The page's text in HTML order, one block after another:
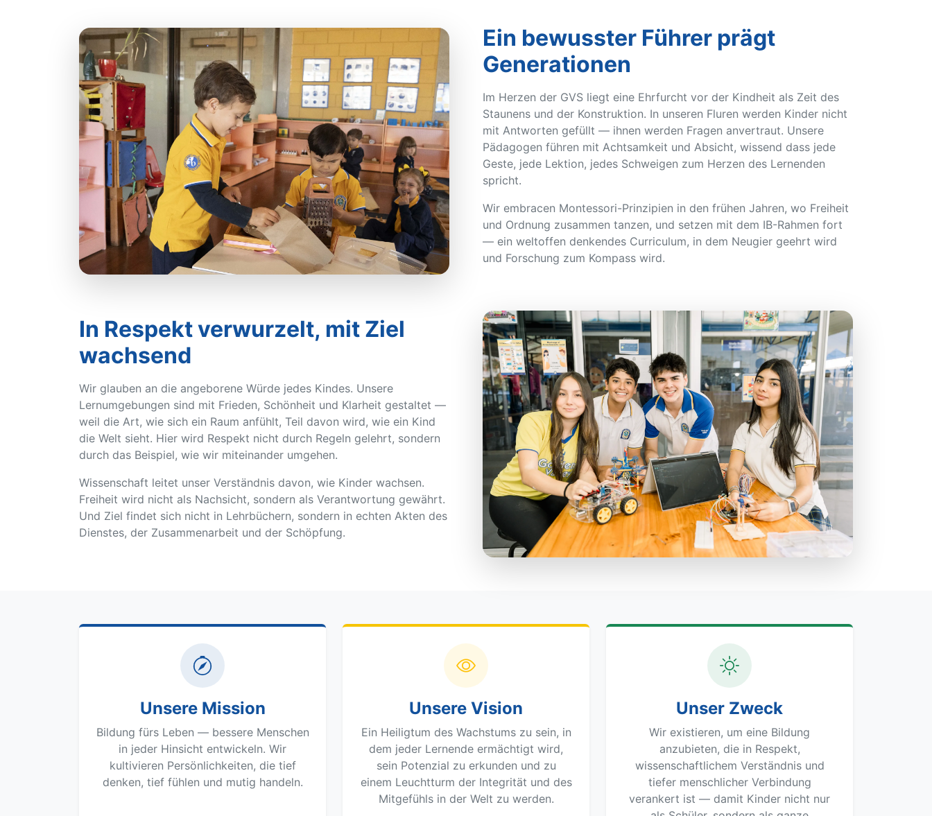
Ein bewusster Führer prägt
Generationen
Im Herzen der GVS liegt eine Ehrfurcht vor der Kindheit als Zeit des
Staunens und der Konstruktion. In unseren Fluren werden Kinder nicht
mit Antworten gefüllt — ihnen werden Fragen anvertraut. Unsere
Pädagogen führen mit Achtsamkeit und Absicht, wissend dass jede
Geste, jede Lektion, jedes Schweigen zum Herzen des Lernenden
spricht.
Wir embracen Montessori-Prinzipien in den frühen Jahren, wo Freiheit
und Ordnung zusammen tanzen, und setzen mit dem IB-Rahmen fort
— ein weltoffen denkendes Curriculum, in dem Neugier geehrt wird
und Forschung zum Kompass wird.
In Respekt verwurzelt, mit Ziel
wachsend
Wir glauben an die angeborene Würde jedes Kindes. Unsere
Lernumgebungen sind mit Frieden, Schönheit und Klarheit gestaltet —
weil die Art, wie sich ein Raum anfühlt, Teil davon wird, wie ein Kind
die Welt sieht. Hier wird Respekt nicht durch Regeln gelehrt, sondern
durch das Beispiel, wie wir miteinander umgehen.
Wissenschaft leitet unser Verständnis davon, wie Kinder wachsen.
Freiheit wird nicht als Nachsicht, sondern als Verantwortung gewährt.
Und Ziel findet sich nicht in Lehrbüchern, sondern in echten Akten des
Dienstes, der Zusammenarbeit und der Schöpfung.
Unsere Mission
Bildung fürs Leben — bessere Menschen
in jeder Hinsicht entwickeln. Wir
kultivieren Persönlichkeiten, die tief
denken, tief fühlen und mutig handeln.
Unsere Vision
Ein Heiligtum des Wachstums zu sein, in
dem jeder Lernende ermächtigt wird,
sein Potenzial zu erkunden und zu
einem Leuchtturm der Integrität und des
Mitgefühls in der Welt zu werden.
Unser Zweck
Wir existieren, um eine Bildung
anzubieten, die in Respekt,
wissenschaftlichem Verständnis und
tiefer menschlicher Verbindung
verankert ist — damit Kinder nicht nur